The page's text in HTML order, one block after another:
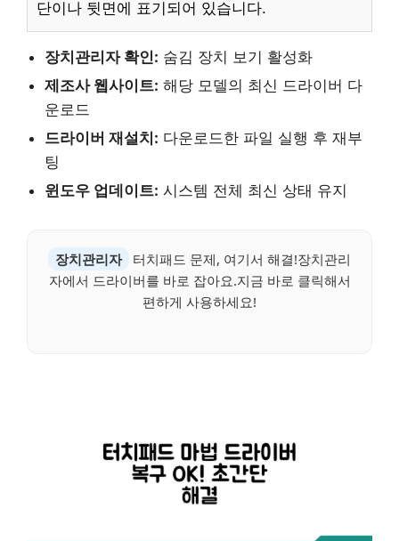
단이나 뒷면에 표기되어 있습니다.
장치관리자 확인: 숨김 장치 보기 활성화
제조사 웹사이트: 해당 모델의 최신 드라이버 다
운로드
드라이버 재설치: 다운로드한 파일 실행 후 재부
팅
윈도우 업데이트: 시스템 전체 최신 상태 유지
장치관리자
터치패드 문제, 여기서 해결!장치관리
자에서 드라이버를 바로 잡아요.지금 바로 클릭해서
편하게 사용하세요!